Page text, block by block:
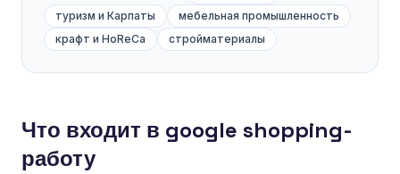
туризм и Карпаты
мебельная промышленность
крафт и HoReCa
стройматериалы
Что входит в google shopping-
работу